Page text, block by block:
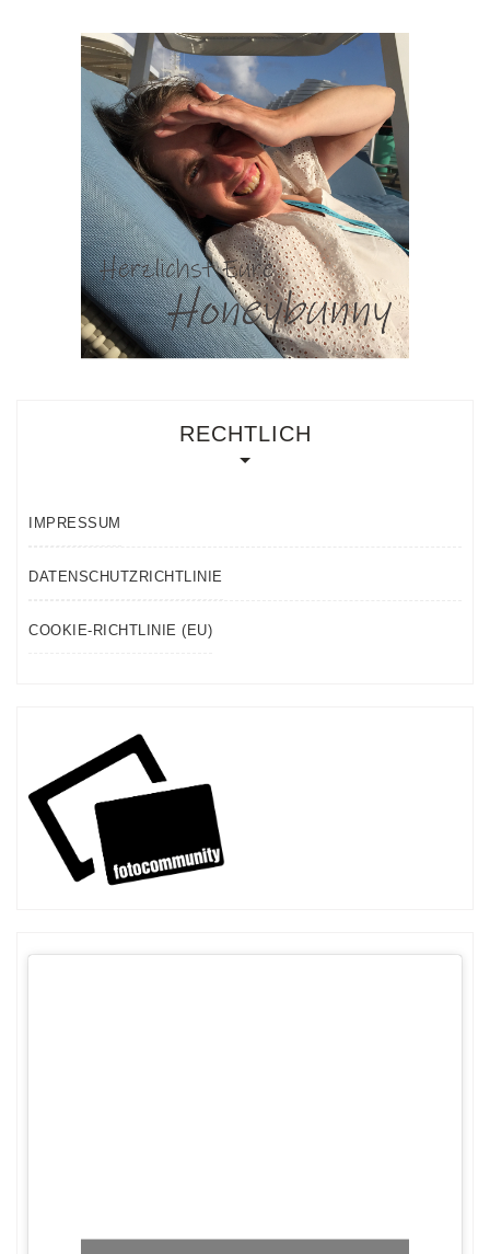
RECHTLICH
IMPRESSUM
DATENSCHUTZRICHTLINIE
COOKIE-RICHTLINIE (EU)